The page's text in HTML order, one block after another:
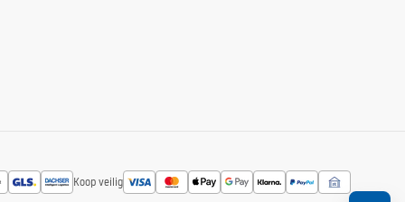
Koop veilig